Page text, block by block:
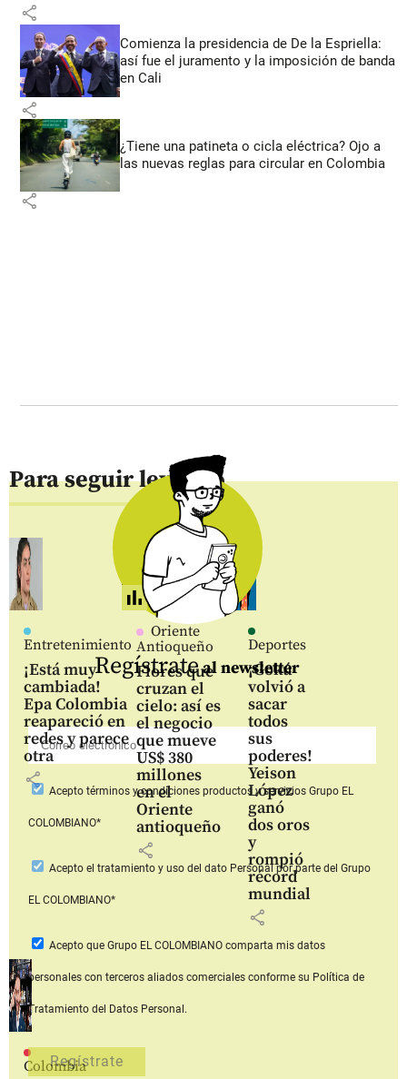
share
Comienza la presidencia de De la Espriella:
así fue el juramento y la imposición de banda
en Cali
share
¿Tiene una patineta o cicla eléctrica? Ojo a
las nuevas reglas para circular en Colombia
share
Para seguir leyendo
Entretenimiento
¡Está muy
cambiada!
Epa Colombia
reapareció en
redes y parece
otra
share
Oriente
Antioqueño
Flores que
cruzan el
cielo: así es
el negocio
que mueve
US$ 380
millones
en el
Oriente
antioqueño
share
Deportes
¡Gokú
volvió a
sacar
todos
sus
poderes!
Yeison
López
ganó
dos oros
y
rompió
récord
mundial
share
Colombia
Regístrateal newsletter
Aceptotérminos y condiciones productos y serviciosGrupo EL
COLOMBIANO*
Acepto el tratamiento y uso del dato Personalpor parte del Grupo
EL COLOMBIANO*
Acepto que Grupo EL COLOMBIANOcomparta mis datos
personales con terceros aliados comerciales conforme su Política de
Tratamiento del Datos Personal.